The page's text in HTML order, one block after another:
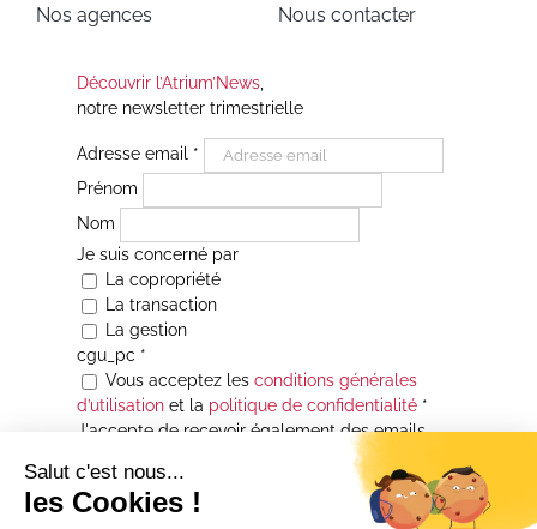
Nos agences
Nous contacter
Découvrir l’Atrium’News,
notre newsletter trimestrielle
Adresse email *
Prénom
Nom
Je suis concerné par
La copropriété
La transaction
La gestion
cgu_pc *
Vous acceptez les conditions générales
d’utilisationet la politique de confidentialité*
J'accepte de recevoir également des emails
Je souhaite être informé(e) de toutes les
actualités immobilières des agences de la
Maison Atrium Gestion. À tout moment, vous